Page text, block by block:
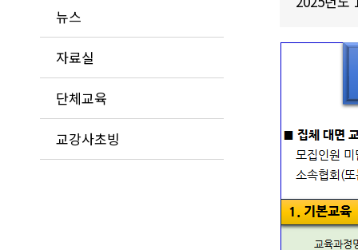
뉴스
자료실
단체교육
교강사초빙